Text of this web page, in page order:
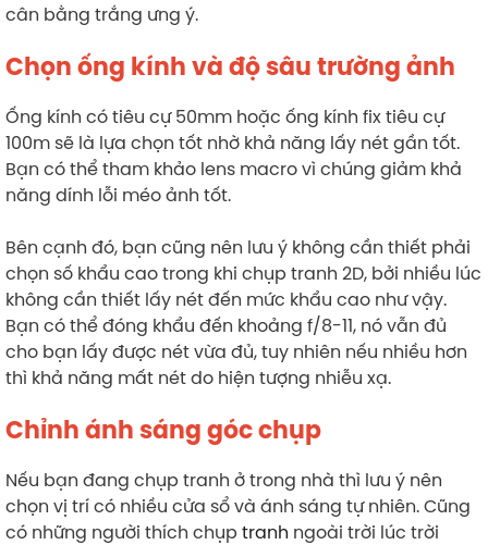
cân bằng trắng ưng ý.
Chọn ống kính và độ sâu trường ảnh
Ống kính có tiêu cự 50mm hoặc ống kính fix tiêu cự
100m sẽ là lựa chọn tốt nhờ khả năng lấy nét gần tốt.
Bạn có thể tham khảo lens macro vì chúng giảm khả
năng dính lỗi méo ảnh tốt.
Bên cạnh đó, bạn cũng nên lưu ý không cần thiết phải
chọn số khẩu cao trong khi chụp tranh 2D, bởi nhiều lúc
không cần thiết lấy nét đến mức khẩu cao như vậy.
Bạn có thể đóng khẩu đến khoảng f/8-11, nó vẫn đủ
cho bạn lấy được nét vừa đủ, tuy nhiên nếu nhiều hơn
thì khả năng mất nét do hiện tượng nhiễu xạ.
Chỉnh ánh sáng góc chụp
Nếu bạn đang chụp tranh ở trong nhà thì lưu ý nên
chọn vị trí có nhiều cửa sổ và ánh sáng tự nhiên. Cũng
có những người thích chụp tranh ngoài trời lúc trời